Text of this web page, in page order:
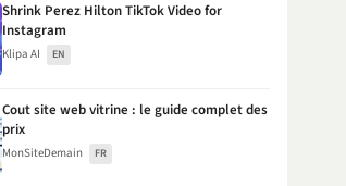
Shrink Perez Hilton TikTok Video for
Instagram
Klipa AI EN
Cout site web vitrine : le guide complet des
prix
MonSiteDemain FR